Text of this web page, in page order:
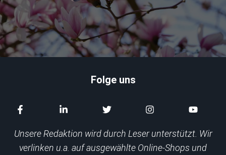
Folge uns
Unsere Redaktion wird durch Leser unterstützt. Wir
verlinken u.a. auf ausgewählte Online-Shops und